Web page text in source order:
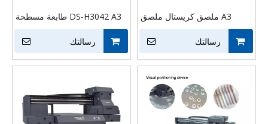
DS-H3042 A3 طابعة مسطحة
للأشعة فوق البنفسجية لسطح
المكتب آلة طباعة الأكريليك
رسالتك
A3 ملصق كريستال ملصق
زجاجة طباعة جراب هاتف طابعة
مسطحة صغيرة بالأشعة فوق
البنفسجية
رسالتك